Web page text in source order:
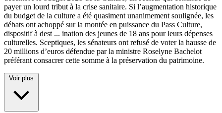
payer un lourd tribut à la crise sanitaire. Si l’augmentation historique
du budget de la culture a été quasiment unanimement soulignée, les
débats ont achoppé sur la montée en puissance du Pass Culture,
dispositif à dest ... ination des jeunes de 18 ans pour leurs dépenses
culturelles. Sceptiques, les sénateurs ont refusé de voter la hausse de
20 millions d’euros défendue par la ministre Roselyne Bachelot
préférant consacrer cette somme à la préservation du patrimoine.
Voir plus